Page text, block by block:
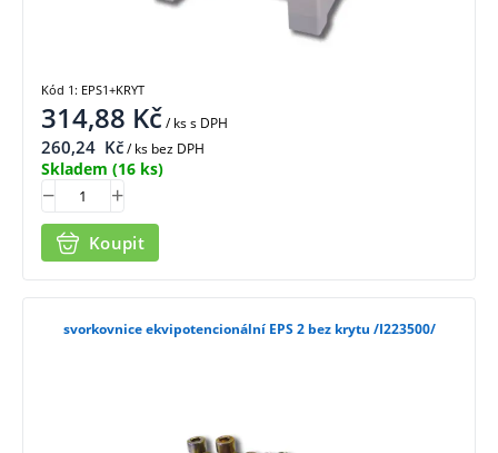
314,88 Kč/ kss DPH
260,24 Kč/ ks bez DPH
Skladem (16 ks)
Koupit
Kód 1: EPS1+KRYT
svorkovnice ekvipotencionální EPS 2 bez krytu /I223500/